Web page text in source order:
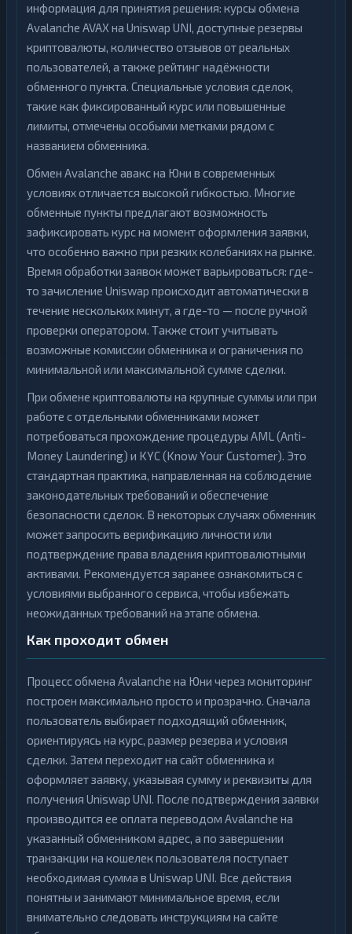
информация для принятия решения: курсы обмена
Avalanche AVAX на Uniswap UNI, доступные резервы
криптовалюты, количество отзывов от реальных
пользователей, а также рейтинг надёжности
обменного пункта. Специальные условия сделок,
такие как фиксированный курс или повышенные
лимиты, отмечены особыми метками рядом с
названием обменника.
Обмен Avalanche авакс на Юни в современных
условиях отличается высокой гибкостью. Многие
обменные пункты предлагают возможность
зафиксировать курс на момент оформления заявки,
что особенно важно при резких колебаниях на рынке.
Время обработки заявок может варьироваться: где-
то зачисление Uniswap происходит автоматически в
течение нескольких минут, а где-то — после ручной
проверки оператором. Также стоит учитывать
возможные комиссии обменника и ограничения по
минимальной или максимальной сумме сделки.
При обмене криптовалюты на крупные суммы или при
работе с отдельными обменниками может
потребоваться прохождение процедуры AML (Anti-
Money Laundering) и KYC (Know Your Customer). Это
стандартная практика, направленная на соблюдение
законодательных требований и обеспечение
безопасности сделок. В некоторых случаях обменник
может запросить верификацию личности или
подтверждение права владения криптовалютными
активами. Рекомендуется заранее ознакомиться с
условиями выбранного сервиса, чтобы избежать
неожиданных требований на этапе обмена.
Как проходит обмен
Процесс обмена Avalanche на Юни через мониторинг
построен максимально просто и прозрачно. Сначала
пользователь выбирает подходящий обменник,
ориентируясь на курс, размер резерва и условия
сделки. Затем переходит на сайт обменника и
оформляет заявку, указывая сумму и реквизиты для
получения Uniswap UNI. После подтверждения заявки
производится ее оплата переводом Avalanche на
указанный обменником адрес, а по завершении
транзакции на кошелек пользователя поступает
необходимая сумма в Uniswap UNI. Все действия
понятны и занимают минимальное время, если
внимательно следовать инструкциям на сайте